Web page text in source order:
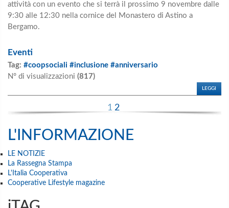
attività con un evento che si terrà il prossimo 9 novembre dalle
9:30 alle 12:30 nella cornice del Monastero di Astino a
Bergamo.
Eventi
Tag: #coopsociali #inclusione #anniversario
N° di visualizzazioni (817)
LEGGI
1 2
L'INFORMAZIONE
LE NOTIZIE
La Rassegna Stampa
L'Italia Cooperativa
Cooperative Lifestyle magazine